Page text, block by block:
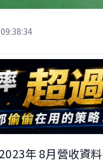
2023年 8月營收資